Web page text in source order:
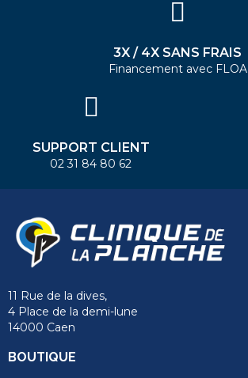
3X / 4X SANS FRAIS
Financement avec FLOA
SUPPORT CLIENT
02 31 84 80 62
11 Rue de la dives,
4 Place de la demi-lune
14000 Caen
BOUTIQUE